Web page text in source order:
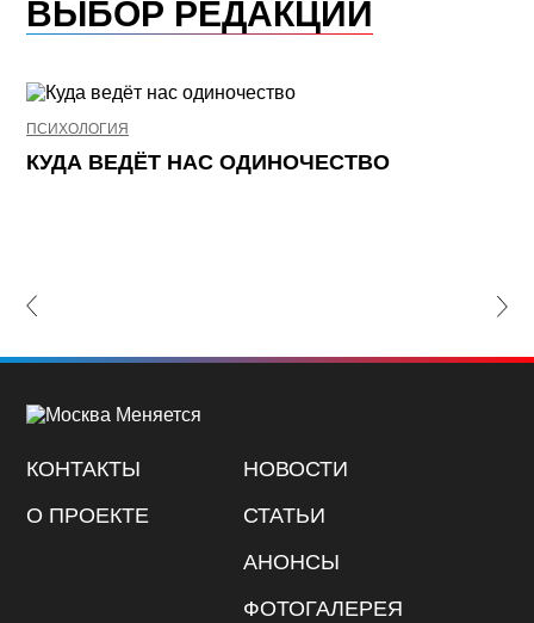
ВЫБОР РЕДАКЦИИ
ПСИХОЛОГИЯ
КУДА ВЕДЁТ НАС ОДИНОЧЕСТВО
КОНТАКТЫ
О ПРОЕКТЕ
НОВОСТИ
СТАТЬИ
АНОНСЫ
ФОТОГАЛЕРЕЯ